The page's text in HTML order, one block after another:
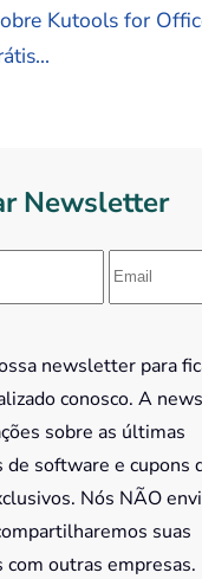
Kutools for
Newsletter
newsletter para
conosco. A
sobre as últimas
de software e cupons
Nós NÃO
suas
com outras empresas.